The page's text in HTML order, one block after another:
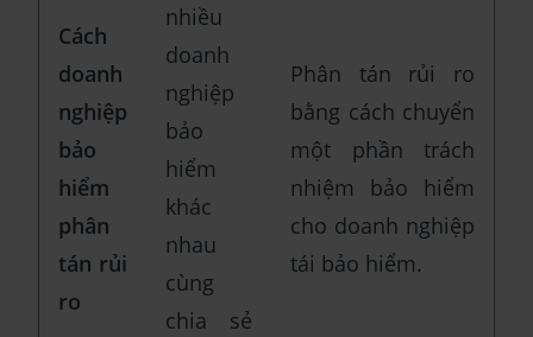
Cách
doanh
nghiệp
bảo
hiểm
phân
tán rủi
ro
nhiều
doanh
nghiệp
bảo
hiểm
khác
nhau
cùng
chia sẻ
Phân tán rủi ro
bằng cách chuyển
một phần trách
nhiệm bảo hiểm
cho doanh nghiệp
tái bảo hiểm.